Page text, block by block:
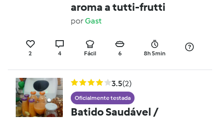
aroma a tutti-frutti
porGast
2 4 Fácil 6 8h 5min
3.5(2)
Oficialmente testada
Batido Saudável /